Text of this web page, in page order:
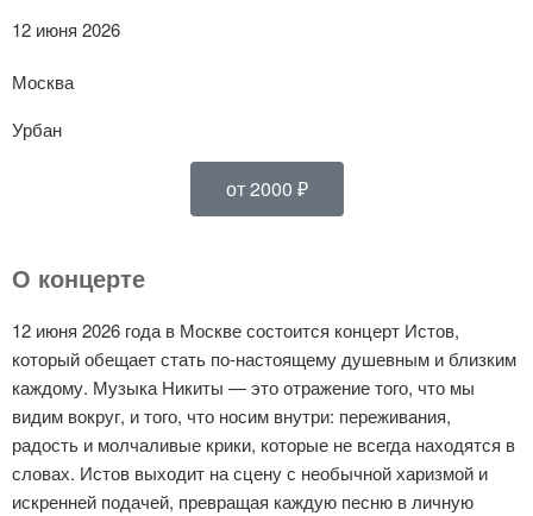
12 июня 2026
Москва
Урбан
от 2000 ₽
О концерте
12 июня 2026 года в Москве состоится концерт Истов,
который обещает стать по-настоящему душевным и близким
каждому. Музыка Никиты — это отражение того, что мы
видим вокруг, и того, что носим внутри: переживания,
радость и молчаливые крики, которые не всегда находятся в
словах. Истов выходит на сцену с необычной харизмой и
искренней подачей, превращая каждую песню в личную